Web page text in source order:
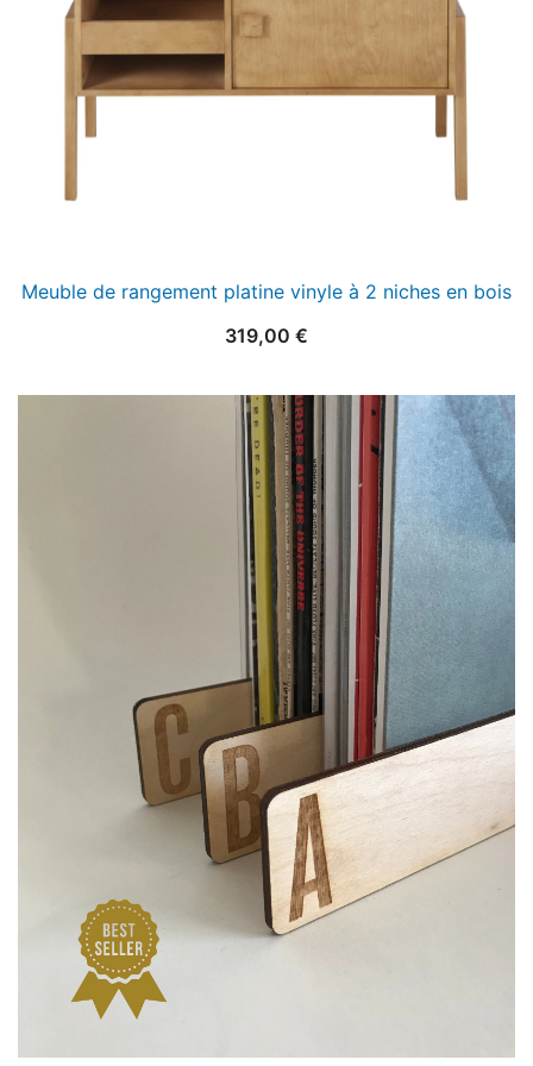
Meuble de rangement platine vinyle à 2 niches en bois
319,00 €